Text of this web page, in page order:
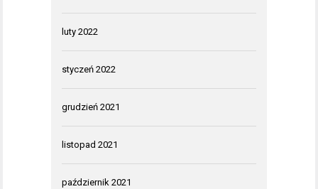
luty 2022
styczeń 2022
grudzień 2021
listopad 2021
październik 2021